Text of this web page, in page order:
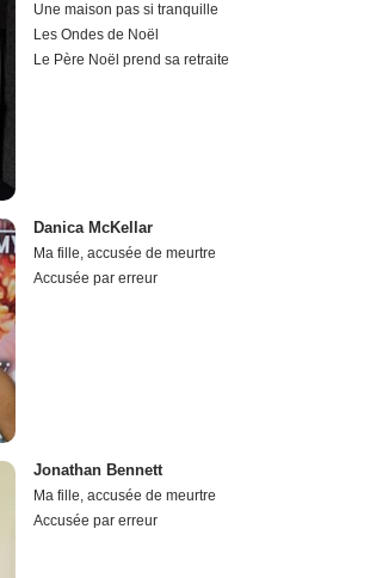
Une maison pas si tranquille
Les Ondes de Noël
Le Père Noël prend sa retraite
Danica McKellar
Ma fille, accusée de meurtre
Accusée par erreur
Jonathan Bennett
Ma fille, accusée de meurtre
Accusée par erreur